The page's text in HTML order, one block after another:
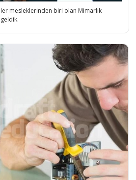
mesleklerinden biri olan Mimarlık